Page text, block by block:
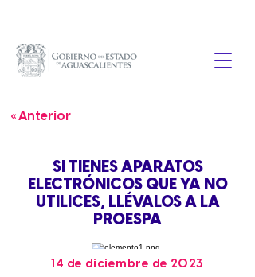
« Anterior
SI TIENES APARATOS
ELECTRÓNICOS QUE YA NO
UTILICES, LLÉVALOS A LA
PROESPA
14 de diciembre de 2023